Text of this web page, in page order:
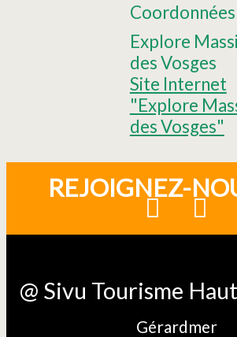
Coordonnées
Explore
des Vosges
Site Internet
"Explore
des Vosges"
REJOIGNEZ-
@ Sivu Tourisme
Gérardmer